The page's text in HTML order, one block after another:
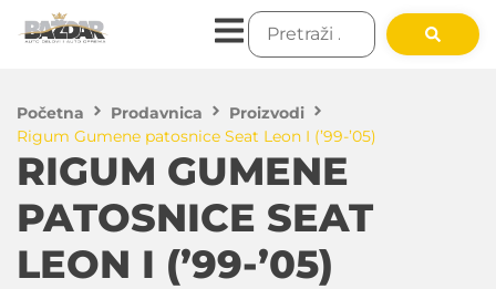
Početna Prodavnica
Proizvodi
Rigum Gumene patosnice Seat Leon I (’99-’05)
RIGUM GUMENE
PATOSNICE SEAT
LEON I (’99-’05)